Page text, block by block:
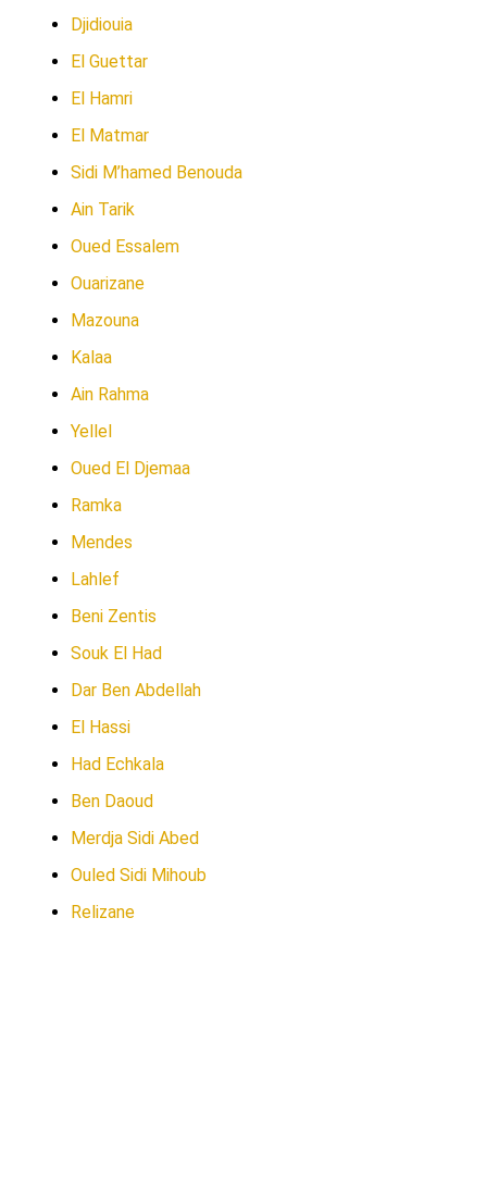
Djidiouia
El Guettar
El Hamri
El Matmar
Sidi M’hamed Benouda
Ain Tarik
Oued Essalem
Ouarizane
Mazouna
Kalaa
Ain Rahma
Yellel
Oued El Djemaa
Ramka
Mendes
Lahlef
Beni Zentis
Souk El Had
Dar Ben Abdellah
El Hassi
Had Echkala
Ben Daoud
Merdja Sidi Abed
Ouled Sidi Mihoub
Relizane